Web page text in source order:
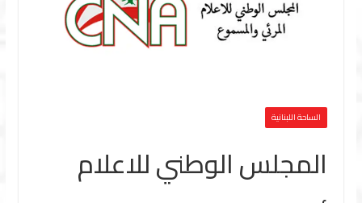
الساحة اللبنانية
المجلس الوطني للاعلام